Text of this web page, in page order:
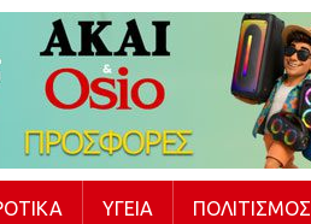
ΥΓΕΊΑ ΠΟΛΙΤΙΣΜΌΣ